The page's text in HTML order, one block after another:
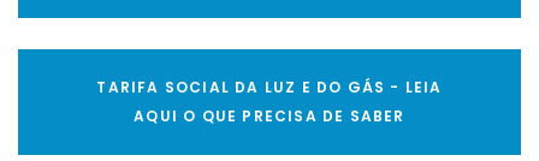
TARIFA SOCIAL DA LUZ E DO GÁS - LEIA
AQUI O QUE PRECISA DE SABER